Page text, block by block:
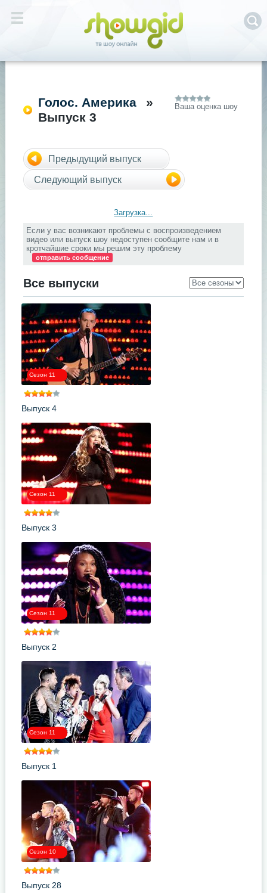
Голос. Америка
»
Выпуск 3
Ваша оценка шоу
Предыдущий выпуск
Следующий выпуск
Загрузка...
Если у вас возникают проблемы с воспроизведением
видео или выпуск шоу недоступен сообщите нам и в
кротчайшие сроки мы решим эту проблему
отправить сообщение
Все выпуски
Сезон 11
Выпуск 4
Сезон 11
Выпуск 3
Сезон 11
Выпуск 2
Сезон 11
Выпуск 1
Сезон 10
Выпуск 28